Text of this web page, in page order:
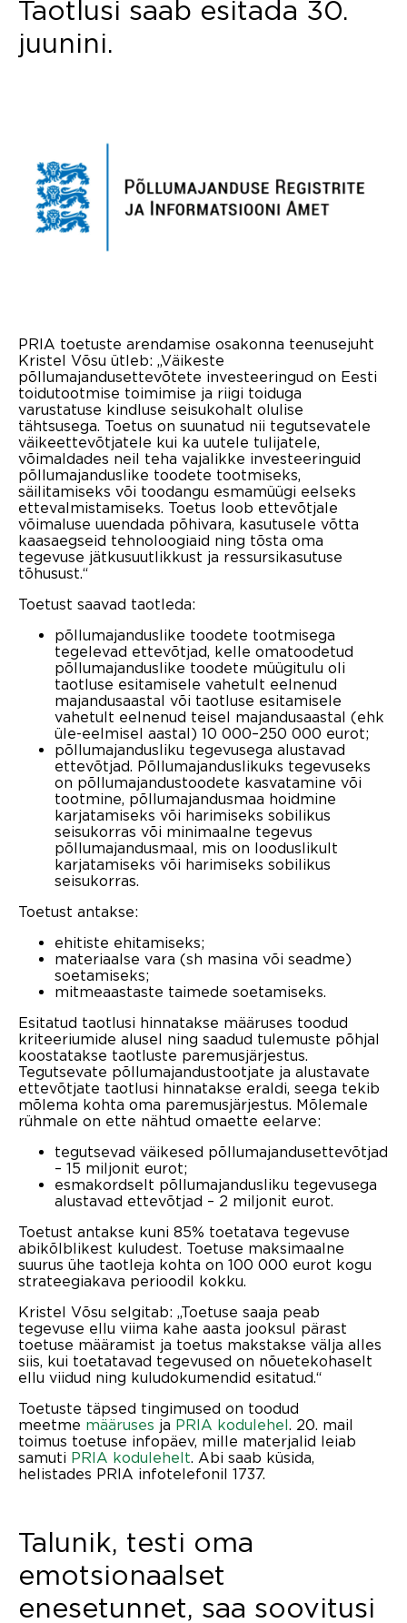
Taotlusi saab esitada 30.
juunini.
PRIA toetuste arendamise osakonna teenusejuht
Kristel Võsu ütleb: „Väikeste
põllumajandusettevõtete investeeringud on Eesti
toidutootmise toimimise ja riigi toiduga
varustatuse kindluse seisukohalt olulise
tähtsusega. Toetus on suunatud nii tegutsevatele
väikeettevõtjatele kui ka uutele tulijatele,
võimaldades neil teha vajalikke investeeringuid
põllumajanduslike toodete tootmiseks,
säilitamiseks või toodangu esmamüügi eelseks
ettevalmistamiseks. Toetus loob ettevõtjale
võimaluse uuendada põhivara, kasutusele võtta
kaasaegseid tehnoloogiaid ning tõsta oma
tegevuse jätkusuutlikkust ja ressursikasutuse
tõhusust.“
Toetust saavad taotleda:
põllumajanduslike toodete tootmisega
tegelevad ettevõtjad, kelle omatoodetud
põllumajanduslike toodete müügitulu oli
taotluse esitamisele vahetult eelnenud
majandusaastal või taotluse esitamisele
vahetult eelnenud teisel majandusaastal (ehk
üle-eelmisel aastal) 10 000–250 000 eurot;
põllumajandusliku tegevusega alustavad
ettevõtjad. Põllumajanduslikuks tegevuseks
on põllumajandustoodete kasvatamine või
tootmine, põllumajandusmaa hoidmine
karjatamiseks või harimiseks sobilikus
seisukorras või minimaalne tegevus
põllumajandusmaal, mis on looduslikult
karjatamiseks või harimiseks sobilikus
seisukorras.
Toetust antakse:
ehitiste ehitamiseks;
materiaalse vara (sh masina või seadme)
soetamiseks;
mitmeaastaste taimede soetamiseks.
Esitatud taotlusi hinnatakse määruses toodud
kriteeriumide alusel ning saadud tulemuste põhjal
koostatakse taotluste paremusjärjestus.
Tegutsevate põllumajandustootjate ja alustavate
ettevõtjate taotlusi hinnatakse eraldi, seega tekib
mõlema kohta oma paremusjärjestus. Mõlemale
rühmale on ette nähtud omaette eelarve:
tegutsevad väikesed põllumajandusettevõtjad
– 15 miljonit eurot;
esmakordselt põllumajandusliku tegevusega
alustavad ettevõtjad – 2 miljonit eurot.
Toetust antakse kuni 85% toetatava tegevuse
abikõlblikest kuludest. Toetuse maksimaalne
suurus ühe taotleja kohta on 100 000 eurot kogu
strateegiakava perioodil kokku.
Kristel Võsu selgitab: „Toetuse saaja peab
tegevuse ellu viima kahe aasta jooksul pärast
toetuse määramist ja toetus makstakse välja alles
siis, kui toetatavad tegevused on nõuetekohaselt
ellu viidud ning kuludokumendid esitatud.“
Toetuste täpsed tingimused on toodud
meetme määruses ja PRIA kodulehel
. 20. mail
toimus toetuse infopäev, mille materjalid leiab
samuti PRIA kodulehelt . Abi saab küsida,
helistades PRIA infotelefonil 1737.
Talunik, testi oma
emotsionaalset
enesetunnet, saa soovitusi